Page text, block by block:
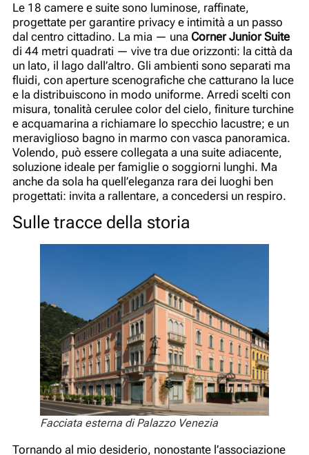
Le 18 camere e suite sono luminose, raffinate,
progettate per garantire privacy e intimità a un passo
dal centro cittadino. La mia — una Corner Junior Suite
di 44 metri quadrati — vive tra due orizzonti: la città da
un lato, il lago dall’altro. Gli ambienti sono separati ma
fluidi, con aperture scenografiche che catturano la luce
e la distribuiscono in modo uniforme. Arredi scelti con
misura, tonalità cerulee color del cielo, finiture turchine
e acquamarina a richiamare lo specchio lacustre; e un
meraviglioso bagno in marmo con vasca panoramica.
Volendo, può essere collegata a una suite adiacente,
soluzione ideale per famiglie o soggiorni lunghi. Ma
anche da sola ha quell’eleganza rara dei luoghi ben
progettati: invita a rallentare, a concedersi un respiro.
Sulle tracce della storia
Facciata esterna di Palazzo Venezia
Tornando al mio desiderio, nonostante l’associazione